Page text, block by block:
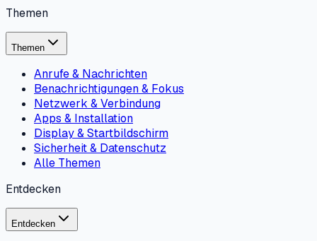
Themen
Themen
Anrufe & Nachrichten
Benachrichtigungen & Fokus
Netzwerk & Verbindung
Apps & Installation
Display & Startbildschirm
Sicherheit & Datenschutz
Alle Themen
Entdecken
Entdecken